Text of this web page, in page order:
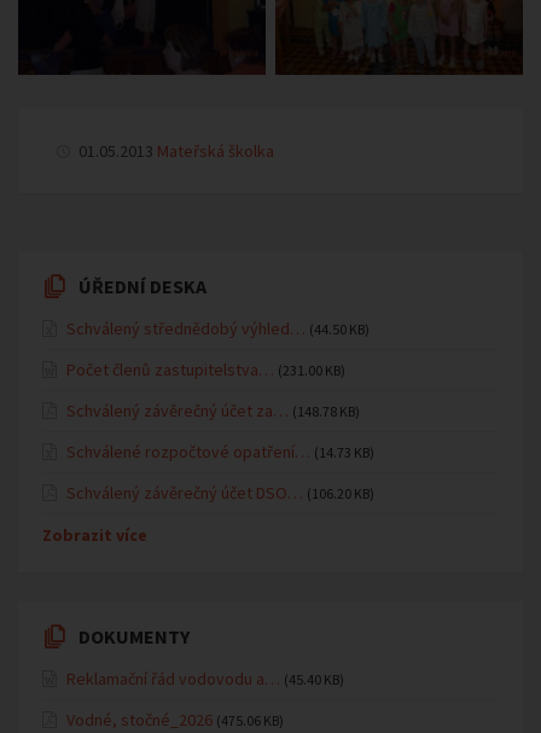
01.05.2013 Mateřská školka
ÚŘEDNÍ DESKA
Schválený střednědobý výhled… (44.50 KB)
Počet členů zastupitelstva… (231.00 KB)
Schválený závěrečný účet za… (148.78 KB)
Schválené rozpočtové opatření… (14.73 KB)
Schválený závěrečný účet DSO… (106.20 KB)
Zobrazit více
DOKUMENTY
Reklamační řád vodovodu a… (45.40 KB)
Vodné, stočné_2026 (475.06 KB)